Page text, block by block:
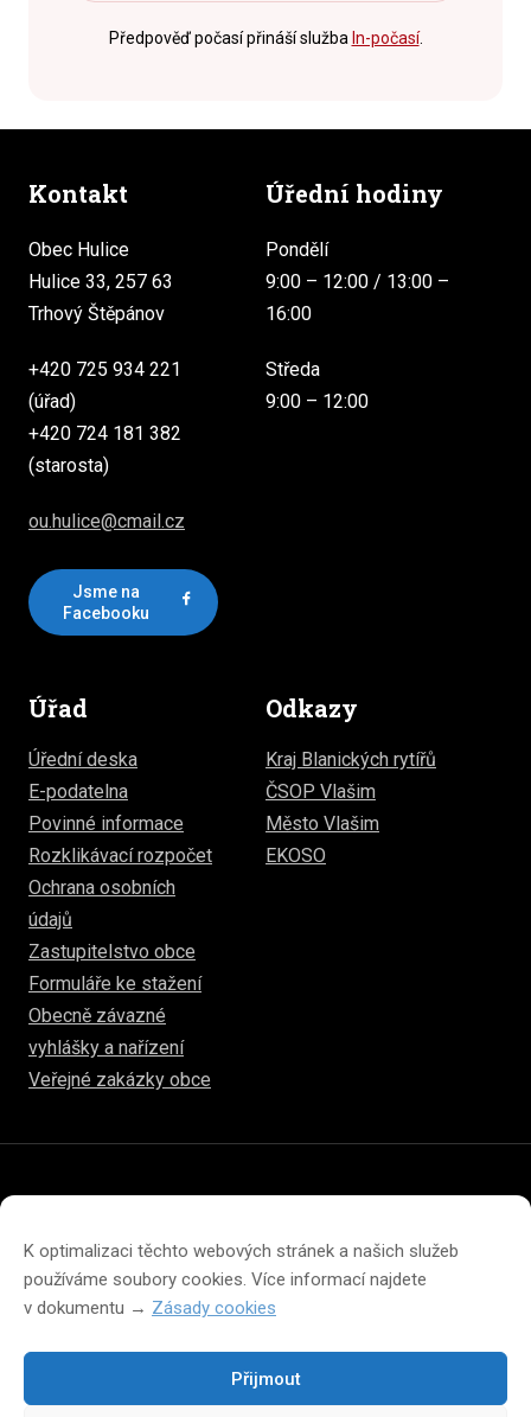
K optimalizaci těchto webových stránek a našich služeb
používáme soubory cookies. Více informací najdete
v dokumentu → Zásady cookies
Přijmout
Předpověď počasí přináší služba In-počasí.
Kontakt
Obec Hulice
Hulice 33, 257 63
Trhový Štěpánov
+420 725 934 221
(úřad)
+420 724 181 382
(starosta)
ou.hulice@cmail.cz
Jsme na
Facebooku
Úřední hodiny
Pondělí
9:00 – 12:00 / 13:00 –
16:00
Středa
9:00 – 12:00
Úřad
Úřední deska
E-podatelna
Povinné informace
Rozklikávací rozpočet
Ochrana osobních
údajů
Zastupitelstvo obce
Formuláře ke stažení
Obecně závazné
vyhlášky a nařízení
Veřejné zakázky obce
Odkazy
Kraj Blanických rytířů
ČSOP Vlašim
Město Vlašim
EKOSO
Prohlášení o přístupnosti
Prohlášení o ochraně soukromí
Zásady cookies (EU)
Změna velikosti písma na webu